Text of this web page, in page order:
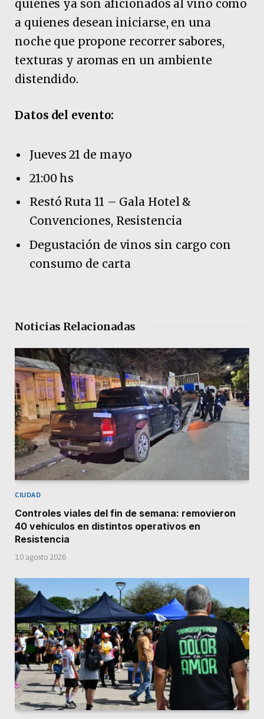
quienes ya son aficionados al vino como
a quienes desean iniciarse, en una
noche que propone recorrer sabores,
texturas y aromas en un ambiente
distendido.
Datos del evento:
Jueves 21 de mayo
21:00 hs
Restó Ruta 11 – Gala Hotel &
Convenciones, Resistencia
Degustación de vinos sin cargo con
consumo de carta
Noticias Relacionadas
CIUDAD
Controles viales del fin de semana: removieron
40 vehículos en distintos operativos en
Resistencia
10 agosto 2026